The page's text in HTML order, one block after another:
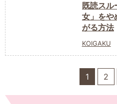
既読ス
女」をや
がる方法
KOIGAKU
1 2